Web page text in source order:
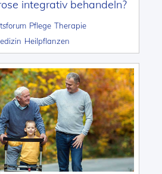
integrativ behandeln?
Pflege Therapie
Heilpflanzen